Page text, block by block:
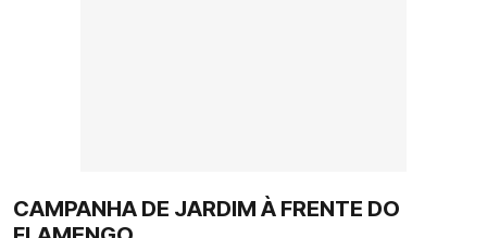
CAMPANHA DE JARDIM À FRENTE DO